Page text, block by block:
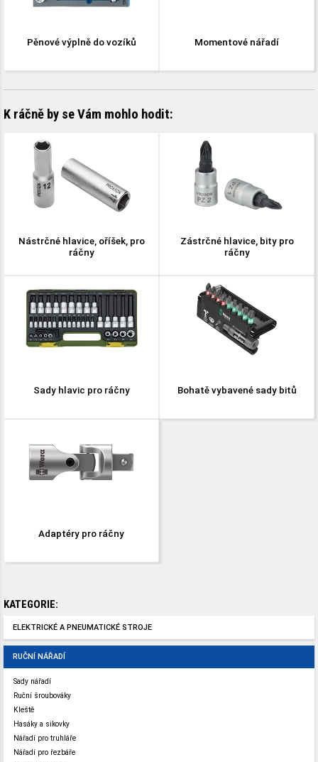
Pěnové výplně do vozíků Momentové nářadí
K ráčně by se Vám mohlo hodit:
Nástrčné hlavice, oříšek, pro
ráčny
Zástrčné hlavice, bity pro
ráčny
Sady hlavic pro ráčny Bohatě vybavené sady bitů
Adaptéry pro ráčny
KATEGORIE:
ELEKTRICKÉ A PNEUMATICKÉ STROJE
RUČNÍ NÁŘADÍ
Sady nářadí
Ruční šroubováky
Kleště
Hasáky a sikovky
Nářadí pro truhláře
Nářadí pro řezbáře